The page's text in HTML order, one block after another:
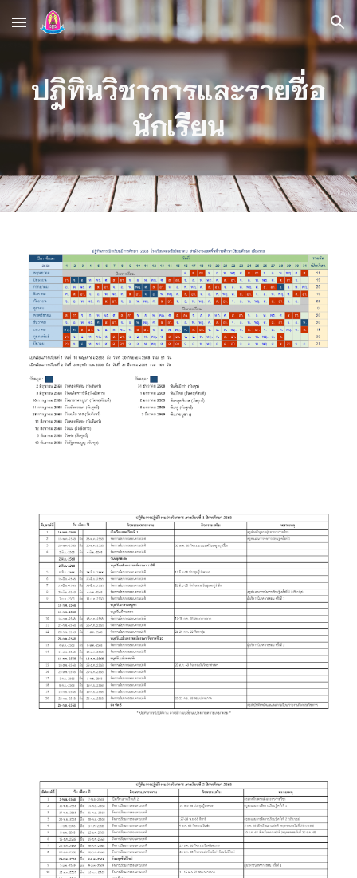
Skip to main content Skip to navigation
ปฎิทินวิชาการและรายชื่อ
นักเรียน